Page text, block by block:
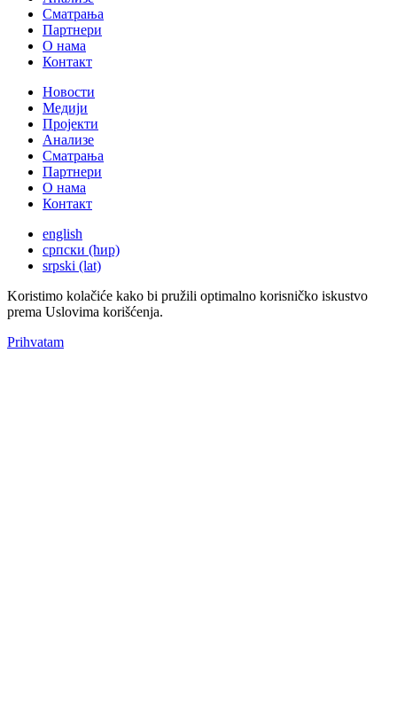
Сматрања
Партнери
О нама
Контакт
Новости
Медији
Пројекти
Анализе
Сматрања
Партнери
О нама
Контакт
english
српски (ћир)
srpski (lat)
Koristimo kolačiće kako bi pružili optimalno korisničko iskustvo
prema Uslovima korišćenja.
Prihvatam